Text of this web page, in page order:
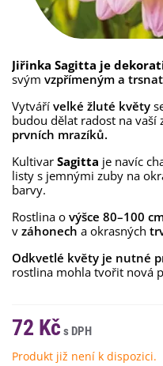
Jiřinka Sagitta je
svým vzpřímeným a
Vytváří velké žluté květy
budou dělat radost na vaší
prvních mrazíků.
Kultivar Sagitta je navíc
listy s jemnými zuby na
barvy.
Rostlina o výšce 80–100
v záhonech a okrasných
Odkvetlé květy je nutné
rostlina mohla tvořit nová
72 Kč
Produkt již není k dispozici.